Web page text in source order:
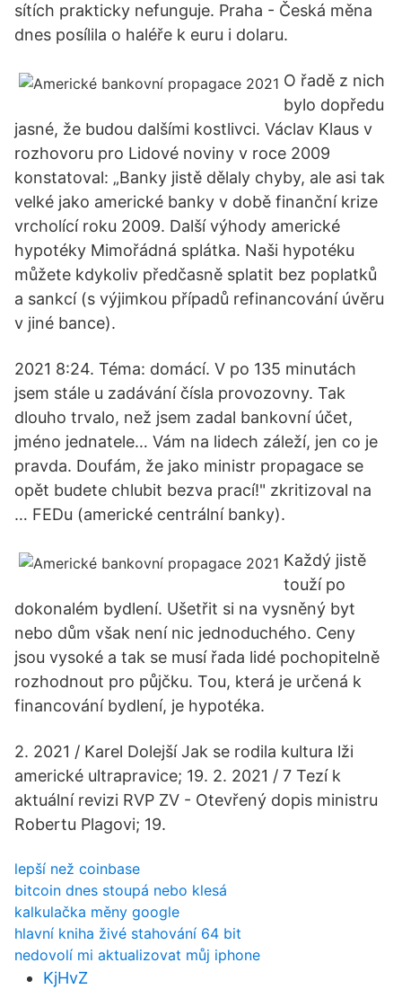
sítích prakticky nefunguje. Praha - Česká měna
dnes posílila o haléře k euru i dolaru.
O řadě z nich
bylo dopředu
jasné, že budou dalšími kostlivci. Václav Klaus v
rozhovoru pro Lidové noviny v roce 2009
konstatoval: „Banky jistě dělaly chyby, ale asi tak
velké jako americké banky v době finanční krize
vrcholící roku 2009. Další výhody americké
hypotéky Mimořádná splátka. Naši hypotéku
můžete kdykoliv předčasně splatit bez poplatků
a sankcí (s výjimkou případů refinancování úvěru
v jiné bance).
2021 8:24. Téma: domácí. V po 135 minutách
jsem stále u zadávání čísla provozovny. Tak
dlouho trvalo, než jsem zadal bankovní účet,
jméno jednatele… Vám na lidech záleží, jen co je
pravda. Doufám, že jako ministr propagace se
opět budete chlubit bezva prací!" zkritizoval na
… FEDu (americké centrální banky).
Každý jistě
touží po
dokonalém bydlení. Ušetřit si na vysněný byt
nebo dům však není nic jednoduchého. Ceny
jsou vysoké a tak se musí řada lidé pochopitelně
rozhodnout pro půjčku. Tou, která je určená k
financování bydlení, je hypotéka.
2. 2021 / Karel Dolejší Jak se rodila kultura lži
americké ultrapravice; 19. 2. 2021 / 7 Tezí k
aktuální revizi RVP ZV - Otevřený dopis ministru
Robertu Plagovi; 19.
lepší než coinbase
bitcoin dnes stoupá nebo klesá
kalkulačka měny google
hlavní kniha živé stahování 64 bit
nedovolí mi aktualizovat můj iphone
KjHvZ